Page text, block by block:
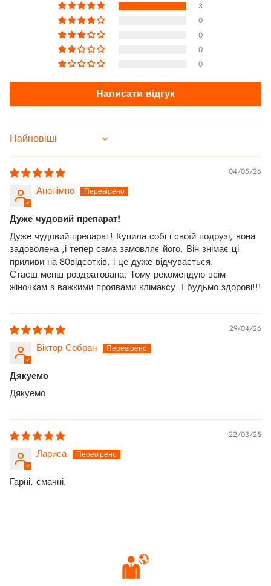
3
0
0
0
0
Написати відгук
Sort by
04/05/26
Анонімно
Дуже чудовий препарат!
Дуже чудовий препарат! Купила собі і своїй подрузі, вона
задоволена ,і тепер сама замовляє його. Він знімає ці
приливи на 80відсотків, і це дуже відчувається.
Стаєш менш роздратована. Тому рекомендую всім
жіночкам з важкими проявами клімаксу. І будьмо здорові!!!
29/04/26
Віктор Собран
Дякуемо
Дякуемо
22/03/25
Лариса
Гарні, смачні.